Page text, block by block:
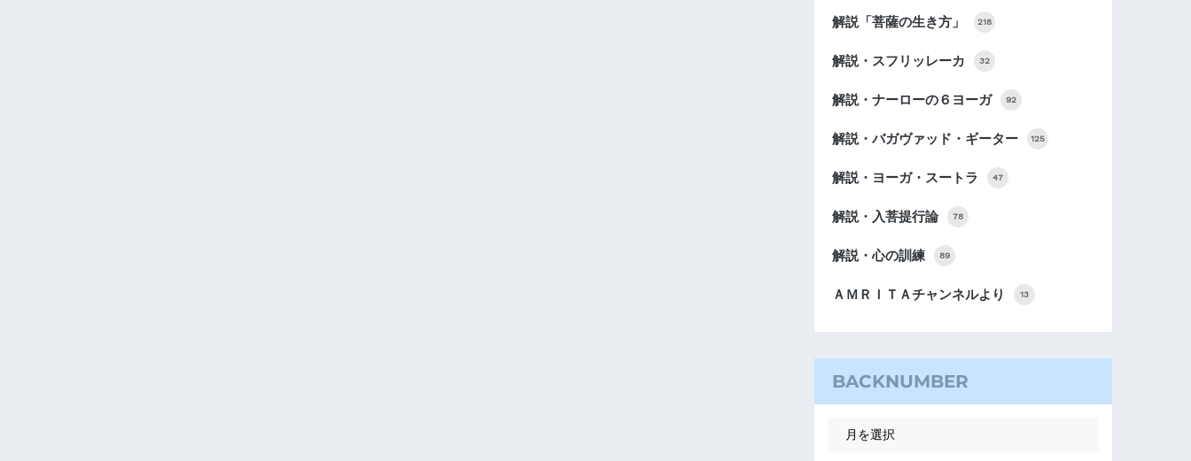
解説「菩薩の生き方」 218
解説・スフリッレーカ 32
解説・ナーローの６ヨーガ 92
解説・バガヴァッド・ギーター 125
解説・ヨーガ・スートラ 47
解説・入菩提行論 78
解説・心の訓練 89
ＡＭＲＩＴＡチャンネルより 13
BACKNUMBER